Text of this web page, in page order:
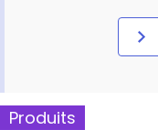
Produits